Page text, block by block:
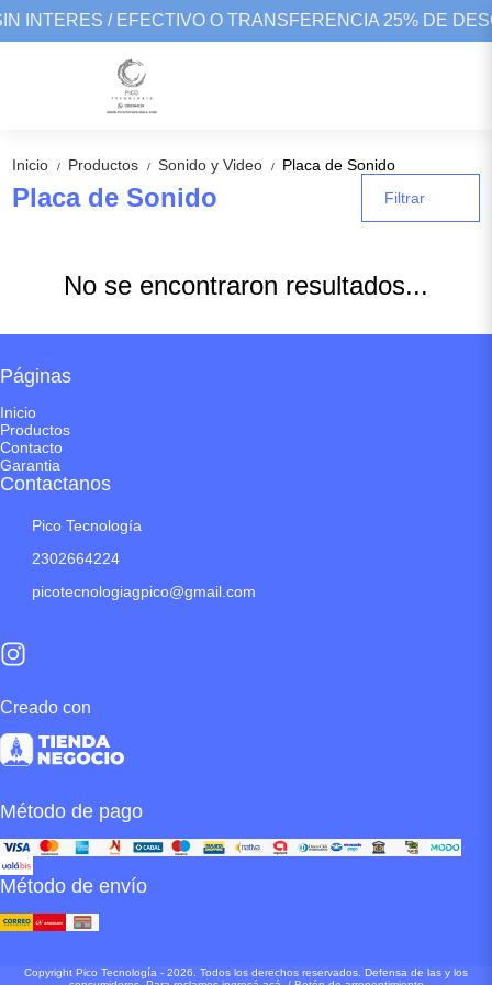
INTERES / EFECTIVO O TRANSFERENCIA 25% DE
Inicio / Productos / Sonido y Video / Placa de Sonido
Placa de Sonido Filtrar
No se encontraron resultados...
Páginas
Inicio
Productos
Contacto
Garantia
Contactanos
Pico Tecnología
2302664224
picotecnologiagpico@gmail.com
Creado con
Método de pago
Método de envío
Copyright Pico Tecnología - 2026. Todos los derechos reservados. Defensa de las y los